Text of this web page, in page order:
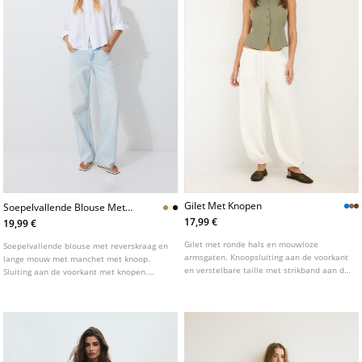
Soepelvallende Blouse Met
Linnenlook
19,99 €
Soepelvallende blouse met reverskraag en
lange mouw met manchet met knoop.
Sluiting aan de voorkant met knopen.
Gilet Met Knopen
17,99 €
Gilet met ronde hals en mouwloze
armsgaten. Knoopsluiting aan de voorkant
en verstelbare taille met strikband aan de